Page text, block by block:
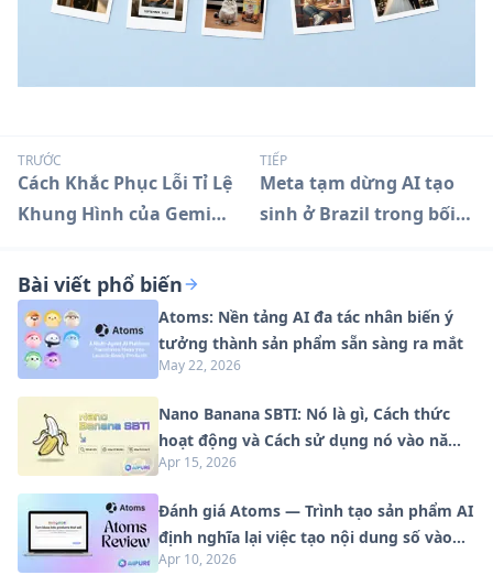
TRƯỚC
Cách Khắc Phục Lỗi Tỉ Lệ
Khung Hình của Gemini
Ảnh vào Năm 2025
TIẾP
Meta tạm dừng AI tạo
sinh ở Brazil trong bối
Bài viết phổ biến
Atoms: Nền tảng AI đa tác nhân biến ý
tưởng thành sản phẩm sẵn sàng ra mắt
May 22, 2026
Nano Banana SBTI: Nó là gì, Cách thức
hoạt động và Cách sử dụng nó vào năm
2026
Apr 15, 2026
Đánh giá Atoms — Trình tạo sản phẩm AI
định nghĩa lại việc tạo nội dung số vào
năm 2026
Apr 10, 2026